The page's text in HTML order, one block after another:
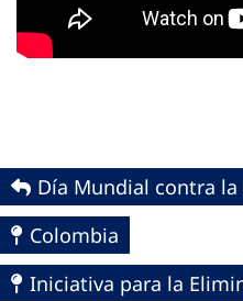
Día Mundial contra la
Colombia
Iniciativa para la